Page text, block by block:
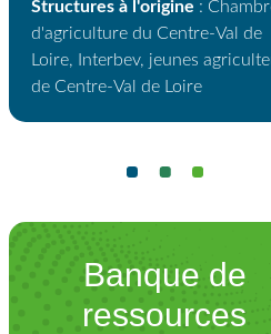
Structures à l'origine :
d'agriculture du Centre-Val de
Loire, Interbev, jeunes
de Centre-Val de Loire
Banque de
ressources